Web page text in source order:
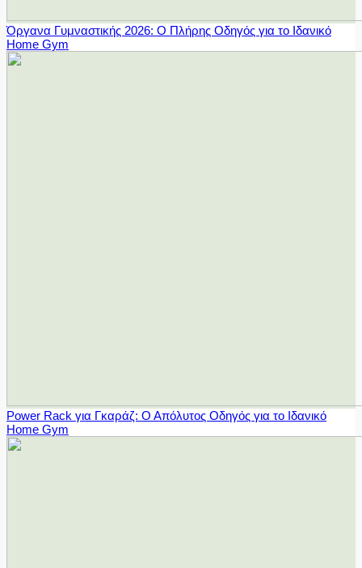
Όργανα Γυμναστικής 2026: Ο Πλήρης Οδηγός για το Ιδανικό
Home Gym
Power Rack για Γκαράζ: Ο Απόλυτος Οδηγός για το Ιδανικό
Home Gym